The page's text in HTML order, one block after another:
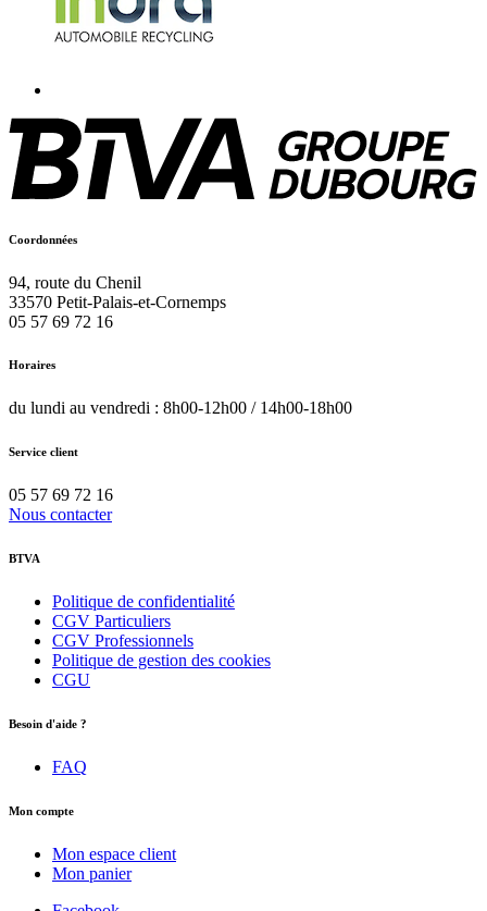
Coordonnées
94, route du Chenil
33570 Petit-Palais-et-Cornemps
05 57 69 72 16
Horaires
du lundi au vendredi : 8h00-12h00 / 14h00-18h00
Service client
05 57 69 72 16
Nous contacter
BTVA
Politique de confidentialité
CGV Particuliers
CGV Professionnels
Politique de gestion des cookies
CGU
Besoin d'aide ?
FAQ
Mon compte
Mon espace client
Mon panier